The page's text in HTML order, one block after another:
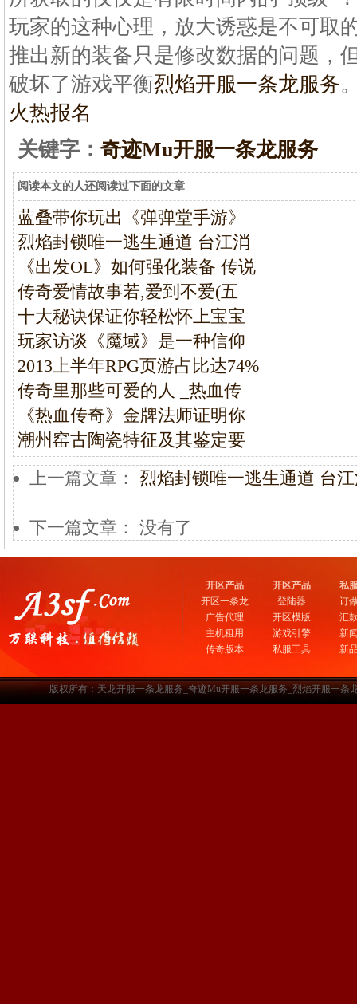
玩家的这种心理，放大诱惑是不可取
推出新的装备只是修改数据的问题，
破坏了游戏平衡烈焰开服一条龙服务
火热报名
关键字： 奇迹Mu开服一条龙服务
阅读本文的人还阅读过下面的文章
蓝叠带你玩出《弹弹堂手游》
烈焰封锁唯一逃生通道 台江消
《出发OL》如何强化装备 传说
传奇爱情故事若,爱到不爱(五
十大秘诀保证你轻松怀上宝宝
玩家访谈《魔域》是一种信仰
2013上半年RPG页游占比达74%
传奇里那些可爱的人 _热血传
《热血传奇》金牌法师证明你
潮州窑古陶瓷特征及其鉴定要
上一篇文章： 烈焰封锁唯一逃生通道 台
下一篇文章： 没有了
开区产品
开区一条龙
广告代理
主机租用
传奇版本
开区产品
登陆器
开区模版
游戏引擎
私服工具
私
订
汇
新
新
版权所有：天龙开服一条龙服务_奇迹Mu开服一条龙服务_烈焰开服一条